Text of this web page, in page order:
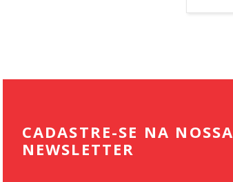
CADASTRE-SE NA NOSSA
NEWSLETTER